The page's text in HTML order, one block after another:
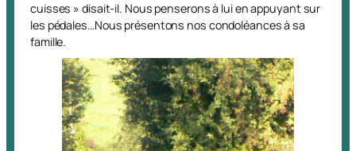
cuisses » disait-il. Nous penserons à lui en appuyant sur
les pédales…Nous présentons nos condoléances à sa
famille.